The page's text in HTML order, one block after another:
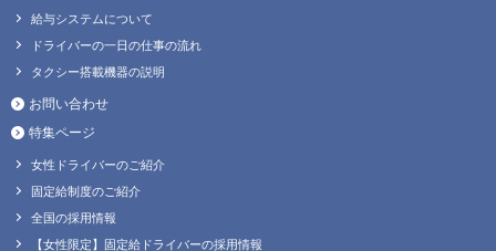
給与システムについて
ドライバーの一日の仕事の流れ
タクシー搭載機器の説明
お問い合わせ
特集ページ
女性ドライバーのご紹介
固定給制度のご紹介
全国の採用情報
【女性限定】固定給ドライバーの採用情報